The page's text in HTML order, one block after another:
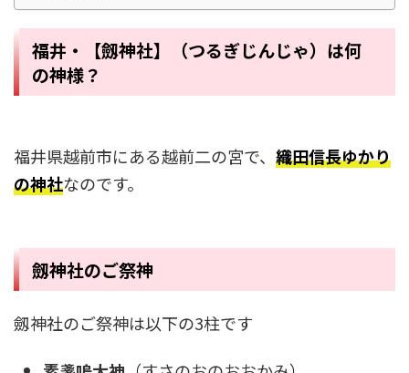
福井・【劔神社】（つるぎじんじゃ）は何
の神様？
福井県越前市にある越前二の宮で、 織田信長ゆかり
の神社なのです。
劔神社のご祭神
劔神社のご祭神は以下の3柱です